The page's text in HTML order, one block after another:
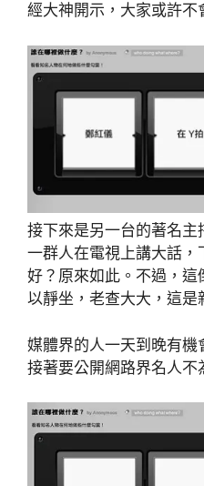
經大神開示，大家或許不
接下來是另一台的著名主
一群人在電視上講大話
好？原來如此。不過，
以靜坐，老查大大，這是
媒體界的人一天到晚有機
接著要公開網路界名人不